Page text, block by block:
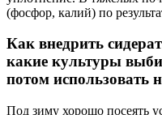
(фосфор, калий) по
Как внедрить
какие культуры
потом использовать
Под зиму хорошо посеять